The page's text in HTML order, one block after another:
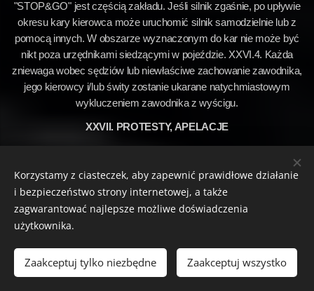
"STOP&GO" jest częścią zakładu. Jeśli silnik zgaśnie, po upływie
okresu kary kierowca może uruchomić silnik samodzielnie lub z
pomocą innych. W obszarze wyznaczonym do kar nie może być
nikt poza urzędnikami siedzącymi w pojeździe. XXVI.4. Każda
zniewaga wobec sędziów lub niewłaściwe zachowanie zawodnika,
jego kierowcy i/lub świty zostanie ukarane natychmiastowym
wykluczeniem zawodnika z wyścigu.
XXVII. PROTESTY, APELACJE
wydarzenie pisemnie do dyrektora firmy w ciągu 15 minut po
zakończeniu wyścigu. Po upływie tego czasu nie jest już możliwe
złożenie protestu. Protest uznaje się za złożony tylko wtedy, gdy
jednocześnie wpłacono depozyt w wysokości 2000 CZ. Zasadność
protestu ocenia komitet składający się z dyrektora firmy oraz innego
komisarza technicznego. W razie potrzeby komitet może zaprosić
dowolnego członka zespołu organizacyjnego lub osobę, którą uzna
Korzystamy z ciasteczek, aby zapewnić prawidłowe działanie
i bezpieczeństwo strony internetowej, a także
zagwarantować najlepsze możliwe doświadczenia
użytkownika.
Zaakceptuj tylko niezbędne Zaakceptuj wszystko